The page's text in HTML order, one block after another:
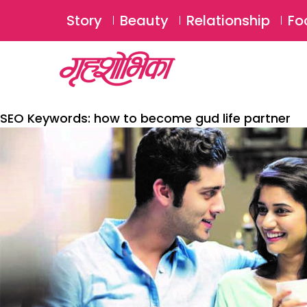
Story Beauty Relationship
SEO Keywords: how to become gud life partner